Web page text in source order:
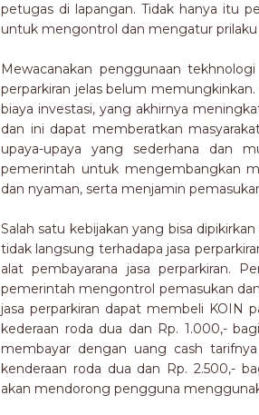
petugas di lapangan. Tidak hanya itu
untuk mengontrol dan mengatur prilaku
Mewacanakan penggunaan
perparkiran jelas belum
biaya investasi, yang akhirnya
dan ini dapat memberatkan
upaya-upaya yang sederhana dan
pemerintah untuk mengembangkan
dan nyaman, serta menjamin
Salah satu kebijakan yang bisa
tidak langsung terhadapa jasa
alat pembayarana jasa perparkiran.
pemerintah mengontrol pemasukan
jasa perparkiran dapat membeli KOIN
kederaan roda dua dan Rp. 1.000,-
membayar dengan uang cash
kenderaan roda dua dan Rp. 2.500,-
akan mendorong pengguna